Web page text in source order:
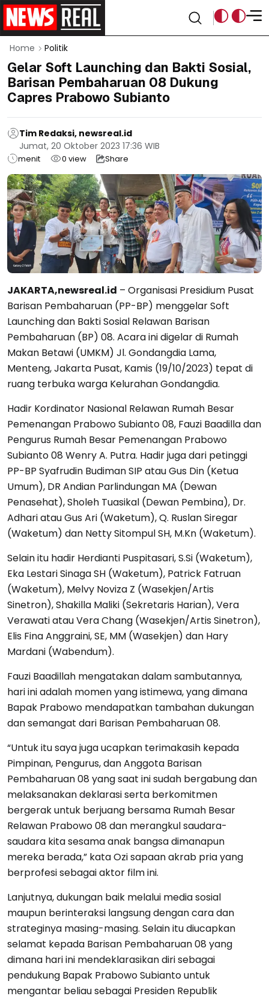
Home Politik
Gelar Soft Launching dan Bakti Sosial,
Barisan Pembaharuan 08 Dukung
Capres Prabowo Subianto
Tim Redaksi, newsreal.id
Jumat, 20 Oktober 2023 17:36 WIB
menit 0 view Share
JAKARTA,newsreal.id – Organisasi Presidium Pusat
Barisan Pembaharuan (PP-BP) menggelar Soft
Launching dan Bakti Sosial Relawan Barisan
Pembaharuan (BP) 08. Acara ini digelar di Rumah
Makan Betawi (UMKM) Jl. Gondangdia Lama,
Menteng, Jakarta Pusat, Kamis (19/10/2023) tepat di
ruang terbuka warga Kelurahan Gondangdia.
Hadir Kordinator Nasional Relawan Rumah Besar
Pemenangan Prabowo Subianto 08, Fauzi Baadilla dan
Pengurus Rumah Besar Pemenangan Prabowo
Subianto 08 Wenry A. Putra. Hadir juga dari petinggi
PP-BP Syafrudin Budiman SIP atau Gus Din (Ketua
Umum), DR Andian Parlindungan MA (Dewan
Penasehat), Sholeh Tuasikal (Dewan Pembina), Dr.
Adhari atau Gus Ari (Waketum), Q. Ruslan Siregar
(Waketum) dan Netty Sitompul SH, M.Kn (Waketum).
Selain itu hadir Herdianti Puspitasari, S.Si (Waketum),
Eka Lestari Sinaga SH (Waketum), Patrick Fatruan
(Waketum), Melvy Noviza Z (Wasekjen/Artis
Sinetron), Shakilla Maliki (Sekretaris Harian), Vera
Verawati atau Vera Chang (Wasekjen/Artis Sinetron),
Elis Fina Anggraini, SE, MM (Wasekjen) dan Hary
Mardani (Wabendum).
Fauzi Baadillah mengatakan dalam sambutannya,
hari ini adalah momen yang istimewa, yang dimana
Bapak Prabowo mendapatkan tambahan dukungan
dan semangat dari Barisan Pembaharuan 08.
“Untuk itu saya juga ucapkan terimakasih kepada
Pimpinan, Pengurus, dan Anggota Barisan
Pembaharuan 08 yang saat ini sudah bergabung dan
melaksanakan deklarasi serta berkomitmen
bergerak untuk berjuang bersama Rumah Besar
Relawan Prabowo 08 dan merangkul saudara-
saudara kita sesama anak bangsa dimanapun
mereka berada,” kata Ozi sapaan akrab pria yang
berprofesi sebagai aktor film ini.
Lanjutnya, dukungan baik melalui media sosial
maupun berinteraksi langsung dengan cara dan
strateginya masing-masing. Selain itu diucapkan
selamat kepada Barisan Pembaharuan 08 yang
dimana hari ini mendeklarasikan diri sebagai
pendukung Bapak Prabowo Subianto untuk
mengantar beliau sebagai Presiden Republik